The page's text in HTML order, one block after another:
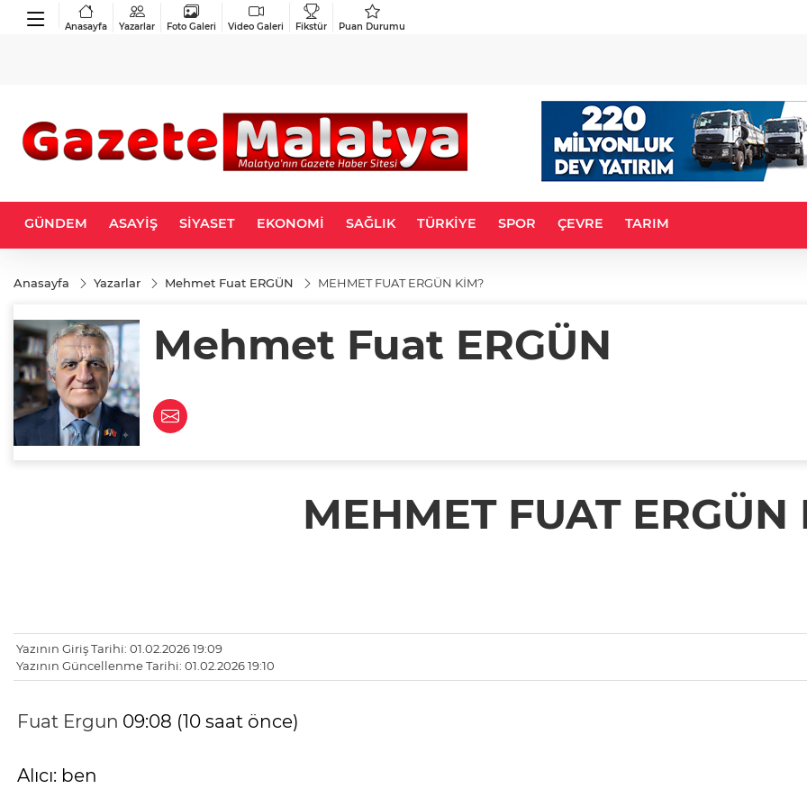
Anasayfa Yazarlar Foto Galeri Video Galeri Fikstür Puan Durumu
GÜNDEM ASAYİŞ SİYASET EKONOMİ SAĞLIK TÜRKİYE SPOR ÇEVRE TARIM
Anasayfa Yazarlar Mehmet Fuat ERGÜN MEHMET FUAT ERGÜN KİM?
Mehmet Fuat ERGÜN
MEHMET FUAT ERGÜN
Yazının Giriş Tarihi: 01.02.2026 19:09
Yazının Güncellenme Tarihi: 01.02.2026 19:10
Fuat Ergun 09:08 (10 saat önce)
Alıcı: ben